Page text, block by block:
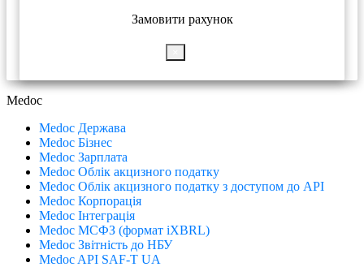
Замовити рахунок
Medoc
Medoc Держава
Medoc Бізнес
Medoc Зарплата
Medoc Облік акцизного податку
Medoc Облік акцизного податку з доступом до API
Medoc Корпорація
Medoc Інтеграція
Medoc МСФЗ (формат іХBRL)
Medoc Звітність до НБУ
Medoc API SAF-T UA